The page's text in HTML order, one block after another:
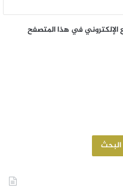
الإلكتروني في هذا المتصفح
البحث